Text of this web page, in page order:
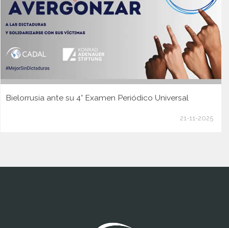
Bielorrusia ante su 4° Examen Periódico Universal
21-11-2025